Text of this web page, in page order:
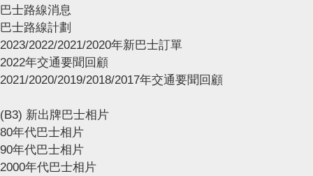
巴士路線消息
巴士路線計劃
2023/2022/2021/2020年新巴士訂單
2022年交通要聞回顧
2021/2020/2019/2018/2017年交通要聞回顧
(B3) 新出牌巴士相片
80年代巴士相片
90年代巴士相片
2000年代巴士相片